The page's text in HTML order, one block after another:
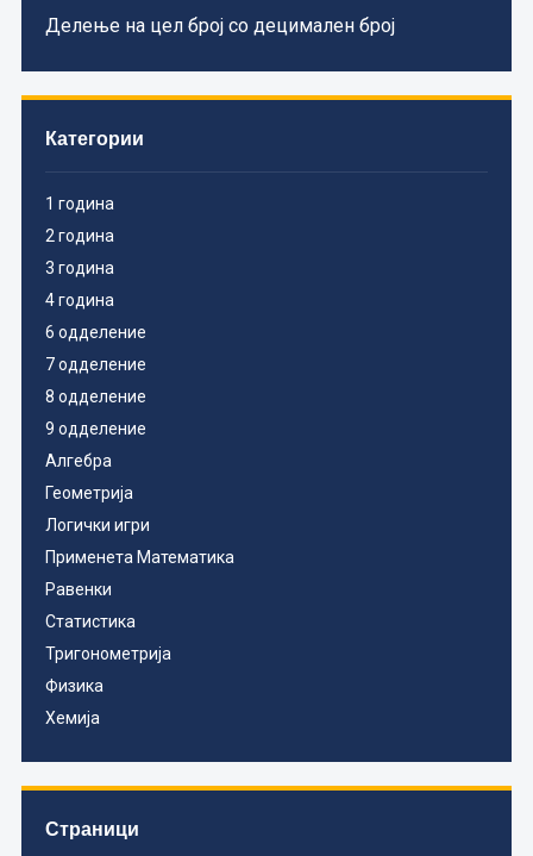
Делење на цел број со децимален број
Категории
1 година
2 година
3 година
4 година
6 одделение
7 одделение
8 одделение
9 одделение
Алгебра
Геометрија
Логички игри
Применета Математика
Равенки
Статистика
Тригонометрија
Физика
Хемија
Страници